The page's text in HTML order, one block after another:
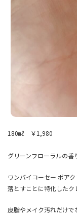
180㎖ ￥1,980
グリーンフローラルの香
ワンバイコーセー ポア
落とすことに特化した
皮脂やメイク汚れだけ